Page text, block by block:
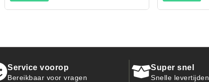
Service voorop
Bereikbaar voor vragen
Super snel
Snelle levertijden